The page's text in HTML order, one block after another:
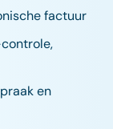
factuur
en